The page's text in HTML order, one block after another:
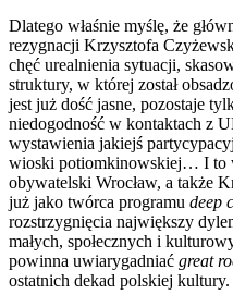
Dlatego właśnie myślę, że
rezygnacji Krzysztofa
chęć urealnienia sytuacji,
struktury, w której został
jest już dość jasne, pozostaje
niedogodność w kontaktach z
wystawienia jakiejś
wioski potiomkinowskiej… I to
obywatelski Wrocław, a także
już jako twórca programu deep
rozstrzygnięcia największy
małych, społecznych i
powinna uwiarygadniać great
ostatnich dekad polskiej kultury.